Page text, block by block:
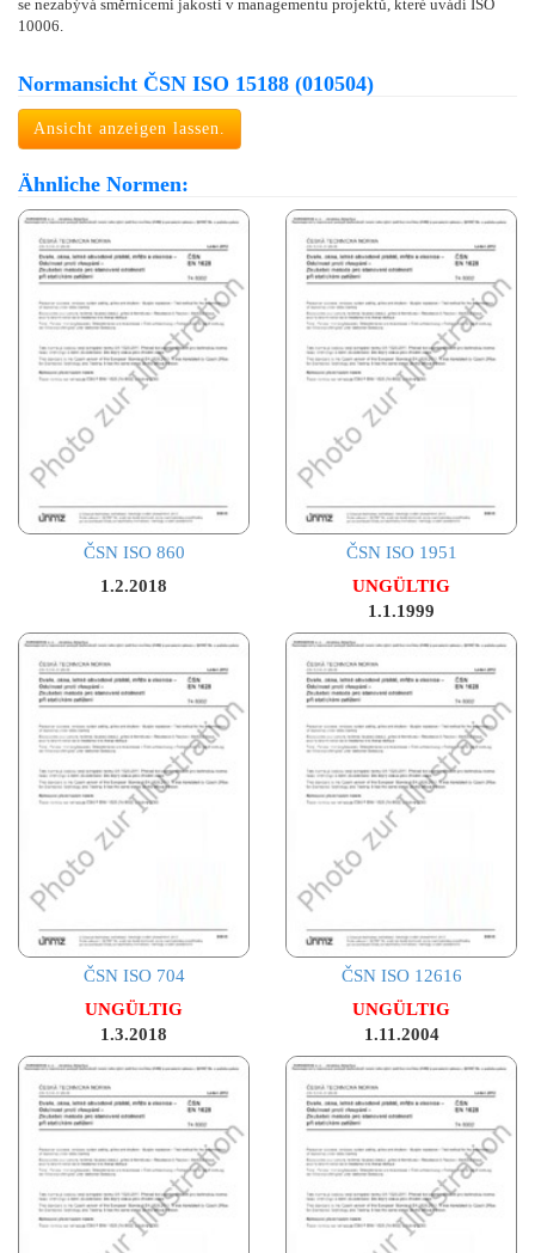
se nezabývá směrnicemi jakosti v managementu projektů, které uvádí ISO
10006.
Normansicht ČSN ISO 15188 (010504)
Ansicht anzeigen lassen.
Ähnliche Normen:
ČSN ISO 860
1.2.2018
ČSN ISO 1951
UNGÜLTIG
1.1.1999
ČSN ISO 704
UNGÜLTIG
1.3.2018
ČSN ISO 12616
UNGÜLTIG
1.11.2004